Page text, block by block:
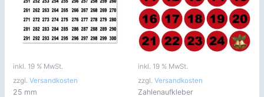
inkl. 19 % MwSt.
zzgl.Versandkosten
25 mm
inkl. 19 % MwSt.
zzgl. Versandkosten
Zahlenaufkleber